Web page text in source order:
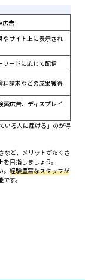
告
やサイト上に表示され
ワードに応じて配信
料請求などの成果獲得
索広告、ディスプレイ
いる人に届ける」のが得
など、メリットがたくさ
目指しましょう。
経験豊富なスタッフが
す。